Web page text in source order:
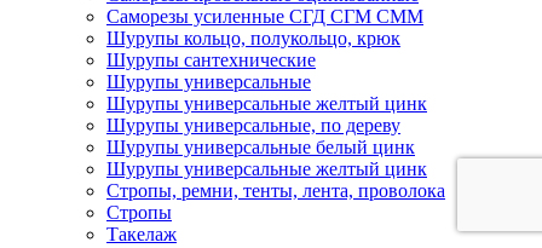
Саморезы усиленные СГД СГМ СММ
Шурупы кольцо, полукольцо, крюк
Шурупы сантехнические
Шурупы универсальные
Шурупы универсальные желтый цинк
Шурупы универсальные, по дереву
Шурупы универсальные белый цинк
Шурупы универсальные желтый цинк
Стропы, ремни, тенты, лента, проволока
Стропы
Такелаж